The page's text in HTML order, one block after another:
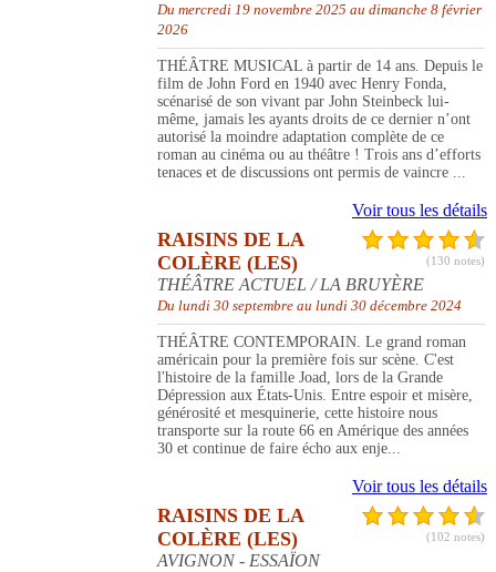
Du mercredi 19 novembre 2025 au dimanche 8 février
2026
THÉÂTRE MUSICAL à partir de 14 ans. Depuis le
film de John Ford en 1940 avec Henry Fonda,
scénarisé de son vivant par John Steinbeck lui-
même, jamais les ayants droits de ce dernier n’ont
autorisé la moindre adaptation complète de ce
roman au cinéma ou au théâtre ! Trois ans d’efforts
tenaces et de discussions ont permis de vaincre ...
Voir tous les détails
(130 notes)
RAISINS DE LA
COLÈRE (LES)
THÉÂTRE ACTUEL / LA BRUYÈRE
Du lundi 30 septembre au lundi 30 décembre 2024
THÉÂTRE CONTEMPORAIN. Le grand roman
américain pour la première fois sur scène. C'est
l'histoire de la famille Joad, lors de la Grande
Dépression aux États-Unis. Entre espoir et misère,
générosité et mesquinerie, cette histoire nous
transporte sur la route 66 en Amérique des années
30 et continue de faire écho aux enje...
Voir tous les détails
(102 notes)
RAISINS DE LA
COLÈRE (LES)
AVIGNON - ESSAÏON